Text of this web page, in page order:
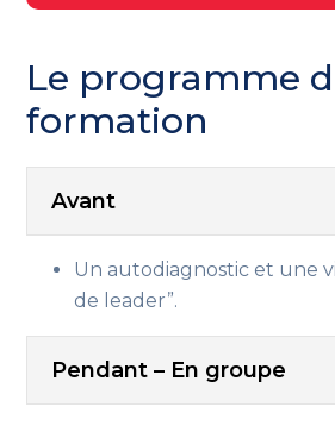
Le programme
formation
Avant
Un autodiagnostic et une
de leader”.
Pendant – En groupe